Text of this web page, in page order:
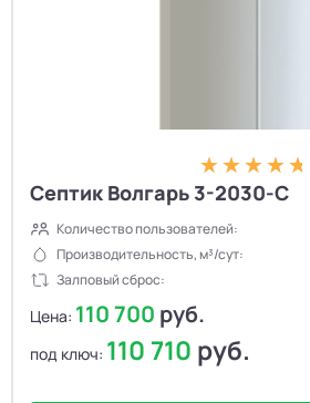
Септик Волгарь 3-2030-С
Количество пользователей:
Производительность, м³/сут:
Залповый сброс:
Цена: 110 700 руб.
под ключ: 110 710 руб.